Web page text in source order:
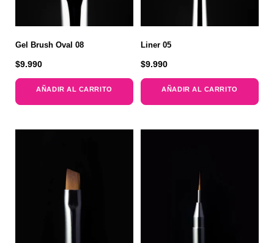
Gel Brush Oval 08
$9.990
AÑADIR AL CARRITO
Liner 05
$9.990
AÑADIR AL CARRITO